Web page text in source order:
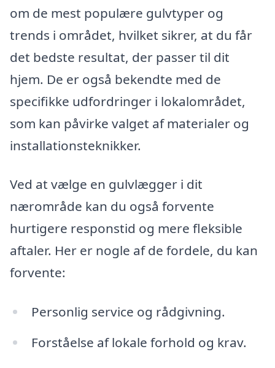
om de mest populære gulvtyper og
trends i området, hvilket sikrer, at du får
det bedste resultat, der passer til dit
hjem. De er også bekendte med de
specifikke udfordringer i lokalområdet,
som kan påvirke valget af materialer og
installationsteknikker.
Ved at vælge en gulvlægger i dit
nærområde kan du også forvente
hurtigere responstid og mere fleksible
aftaler. Her er nogle af de fordele, du kan
forvente:
Personlig service og rådgivning.
Forståelse af lokale forhold og krav.